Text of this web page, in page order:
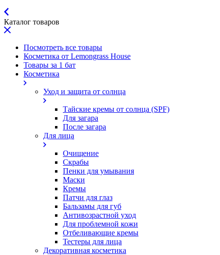
Каталог товаров
Посмотреть все товары
Косметика от Lemongrass House
Товары за 1 бат
Косметика
Уход и защита от солнца
Тайские кремы от солнца (SPF)
Для загара
После загара
Для лица
Очищение
Скрабы
Пенки для умывания
Маски
Кремы
Патчи для глаз
Бальзамы для губ
Антивозрастной уход
Для проблемной кожи
Oтбеливающие кремы
Тестеры для лица
Декоративная косметика